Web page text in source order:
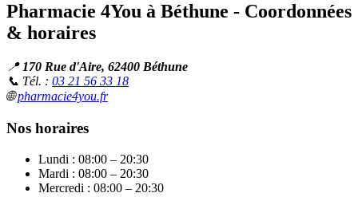
Pharmacie 4You à Béthune - Coordonnées
& horaires
📍 170 Rue d'Aire, 62400 Béthune
📞 Tél. : 03 21 56 33 18
🌐pharmacie4you.fr
Nos horaires
Lundi : 08:00 – 20:30
Mardi : 08:00 – 20:30
Mercredi : 08:00 – 20:30